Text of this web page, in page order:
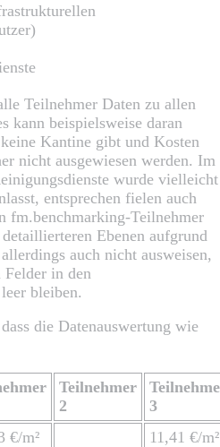
Teilnehmer Daten zu allen
kann beispielsweise daran
Kantine gibt und Kosten
nicht ausgewiesen werden. Im
wurde vielleicht
entsprechen fielen auch
fm.benchmarking-Teilnehmer
Ebenen aufgrund
auch nicht ausweisen,
Felder in den
bleiben.
die Datenauswertung wie
Teilnehmer
2
3
€/m²
11,41 €/m²